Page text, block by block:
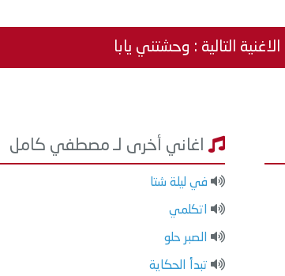
الاغنية التالية : وحشتني يابا
اغاني أخرى لـ مصطفي كامل
في ليلة شتا
اتكلمي
الصبر حلو
تبدأ الحكاية